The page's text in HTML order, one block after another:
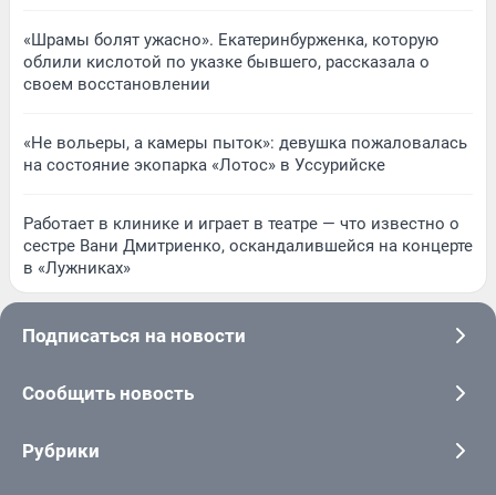
«Шрамы болят ужасно». Екатеринбурженка, которую
облили кислотой по указке бывшего, рассказала о
своем восстановлении
«Не вольеры, а камеры пыток»: девушка пожаловалась
на состояние экопарка «Лотос» в Уссурийске
Работает в клинике и играет в театре — что известно о
сестре Вани Дмитриенко, оскандалившейся на концерте
в «Лужниках»
Подписаться на новости
Сообщить новость
Рубрики